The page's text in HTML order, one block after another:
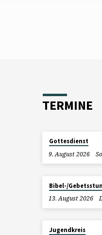
TERMINE
Gottesdienst
9. August 2026
Bibel-/
13. August 2026
Jugendkreis